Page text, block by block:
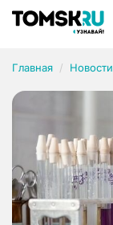
Главная Новости